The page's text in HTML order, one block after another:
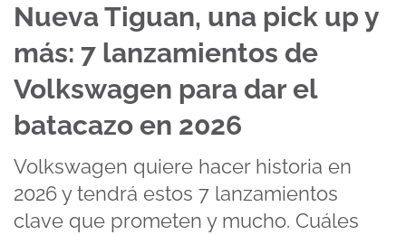
Nueva Tiguan, una pick up y
más: 7 lanzamientos de
Volkswagen para dar el
batacazo en 2026
Volkswagen quiere hacer historia en
2026 y tendrá estos 7 lanzamientos
clave que prometen y mucho. Cuáles